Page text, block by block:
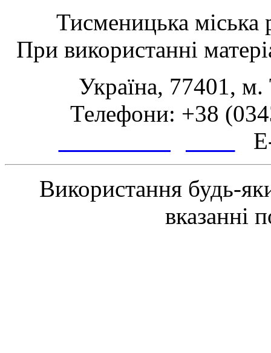
Тисменицька міська
При використанні
Україна, 77401,
Телефони: +38
Використання будь-
вказанні